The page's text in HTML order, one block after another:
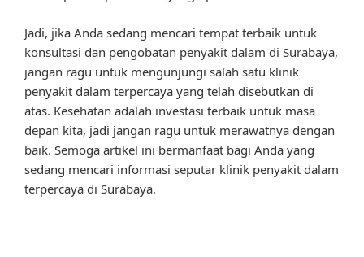
Jadi, jika Anda sedang mencari tempat terbaik untuk
konsultasi dan pengobatan penyakit dalam di Surabaya,
jangan ragu untuk mengunjungi salah satu klinik
penyakit dalam terpercaya yang telah disebutkan di
atas. Kesehatan adalah investasi terbaik untuk masa
depan kita, jadi jangan ragu untuk merawatnya dengan
baik. Semoga artikel ini bermanfaat bagi Anda yang
sedang mencari informasi seputar klinik penyakit dalam
terpercaya di Surabaya.